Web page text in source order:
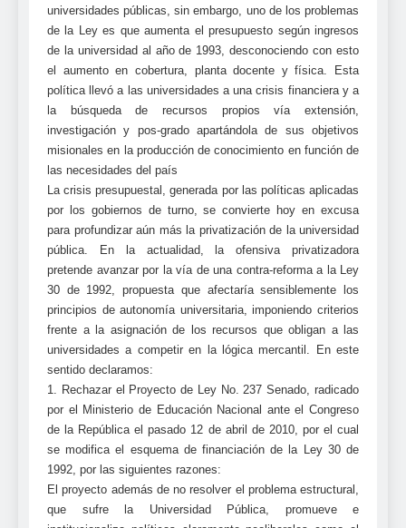
universidades públicas, sin embargo, uno de los problemas
de la Ley es que aumenta el presupuesto según ingresos
de la universidad al año de 1993, desconociendo con esto
el aumento en cobertura, planta docente y física. Esta
política llevó a las universidades a una crisis financiera y a
la búsqueda de recursos propios vía extensión,
investigación y pos-grado apartándola de sus objetivos
misionales en la producción de conocimiento en función de
las necesidades del país
La crisis presupuestal, generada por las políticas aplicadas
por los gobiernos de turno, se convierte hoy en excusa
para profundizar aún más la privatización de la universidad
pública. En la actualidad, la ofensiva privatizadora
pretende avanzar por la vía de una contra-reforma a la Ley
30 de 1992, propuesta que afectaría sensiblemente los
principios de autonomía universitaria, imponiendo criterios
frente a la asignación de los recursos que obligan a las
universidades a competir en la lógica mercantil. En este
sentido declaramos:
1. Rechazar el Proyecto de Ley No. 237 Senado, radicado
por el Ministerio de Educación Nacional ante el Congreso
de la República el pasado 12 de abril de 2010, por el cual
se modifica el esquema de financiación de la Ley 30 de
1992, por las siguientes razones:
El proyecto además de no resolver el problema estructural,
que sufre la Universidad Pública, promueve e